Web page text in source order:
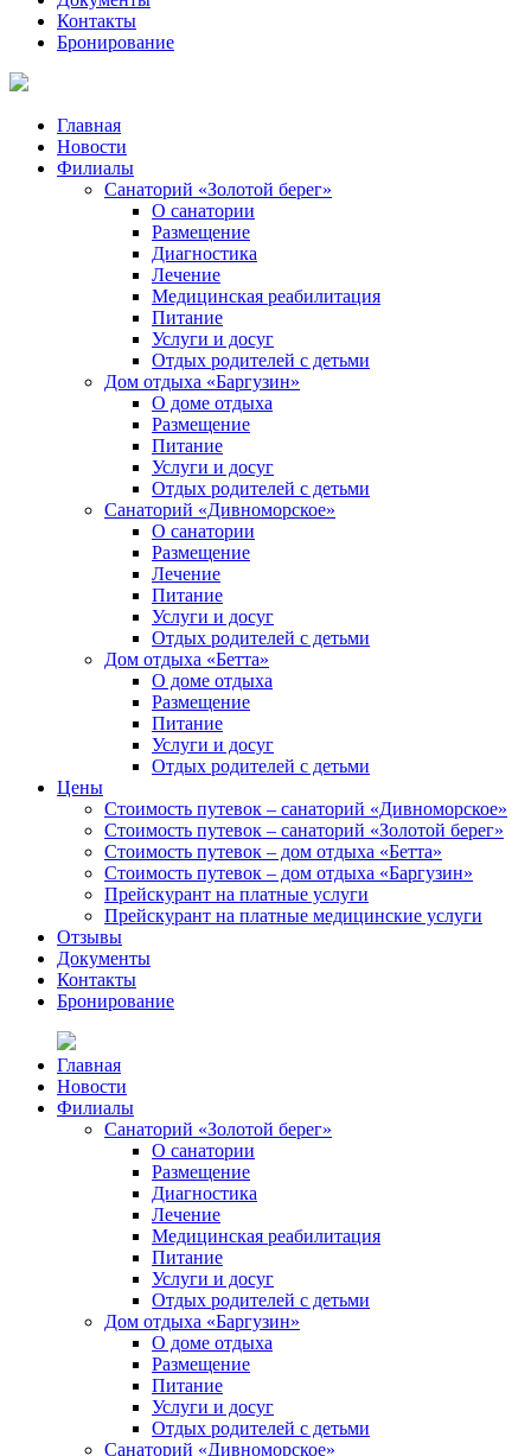
Контакты
Бронирование
Главная
Новости
Филиалы
Санаторий «Золотой берег»
О санатории
Размещение
Диагностика
Лечение
Медицинская реабилитация
Питание
Услуги и досуг
Отдых родителей с детьми
Дом отдыха «Баргузин»
О доме отдыха
Размещение
Питание
Услуги и досуг
Отдых родителей с детьми
Санаторий «Дивноморское»
О санатории
Размещение
Лечение
Питание
Услуги и досуг
Отдых родителей с детьми
Дом отдыха «Бетта»
О доме отдыха
Размещение
Питание
Услуги и досуг
Отдых родителей с детьми
Цены
Стоимость путевок – санаторий «Дивноморское»
Стоимость путевок – санаторий «Золотой берег»
Стоимость путевок – дом отдыха «Бетта»
Стоимость путевок – дом отдыха «Баргузин»
Прейскурант на платные услуги
Прейскурант на платные медицинские услуги
Отзывы
Документы
Контакты
Бронирование
Главная
Новости
Филиалы
Санаторий «Золотой берег»
О санатории
Размещение
Диагностика
Лечение
Медицинская реабилитация
Питание
Услуги и досуг
Отдых родителей с детьми
Дом отдыха «Баргузин»
О доме отдыха
Размещение
Питание
Услуги и досуг
Отдых родителей с детьми
Санаторий «Дивноморское»